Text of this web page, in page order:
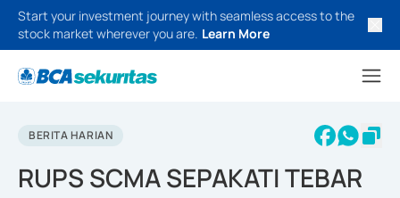
Start your investment journey with seamless access to the
stock market wherever you are. Learn More
BERITA HARIAN
RUPS SCMA SEPAKATI TEBAR